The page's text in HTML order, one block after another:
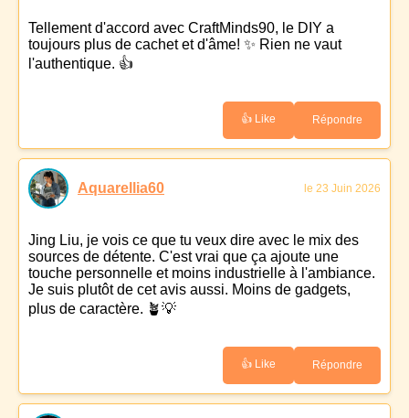
Tellement d'accord avec CraftMinds90, le DIY a
toujours plus de cachet et d'âme! ✨ Rien ne vaut
l'authentique. 👍
👍 Like Répondre
Aquarellia60 le 23 Juin 2026
Jing Liu, je vois ce que tu veux dire avec le mix des
sources de détente. C'est vrai que ça ajoute une
touche personnelle et moins industrielle à l'ambiance.
Je suis plutôt de cet avis aussi. Moins de gadgets,
plus de caractère. 🪴💡
👍 Like Répondre